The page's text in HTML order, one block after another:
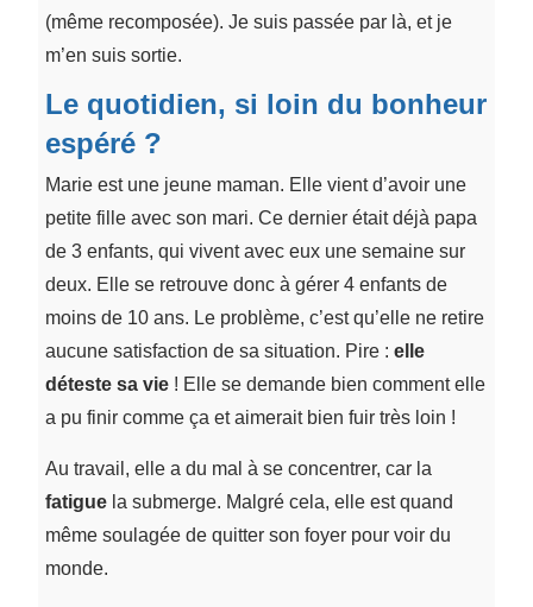
(même recomposée). Je suis passée par là, et je
m’en suis sortie.
Le quotidien, si loin du bonheur
espéré ?
Marie est une jeune maman. Elle vient d’avoir une
petite fille avec son mari. Ce dernier était déjà papa
de 3 enfants, qui vivent avec eux une semaine sur
deux. Elle se retrouve donc à gérer 4 enfants de
moins de 10 ans. Le problème, c’est qu’elle ne retire
aucune satisfaction de sa situation. Pire : elle
déteste sa vie! Elle se demande bien comment elle
a pu finir comme ça et aimerait bien fuir très loin !
Au travail, elle a du mal à se concentrer, car la
fatiguela submerge. Malgré cela, elle est quand
même soulagée de quitter son foyer pour voir du
monde.